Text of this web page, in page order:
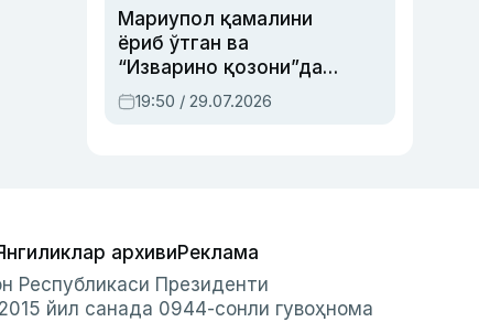
Мариупол қамалини
ёриб ўтган ва
“Изварино қозони”дан
чиққан қаҳрамон —
Украина армияси бош
19:50 / 29.07.2026
архивиРеклама
Республикаси Президенти
йил санада 0944-сонли гувоҳнома